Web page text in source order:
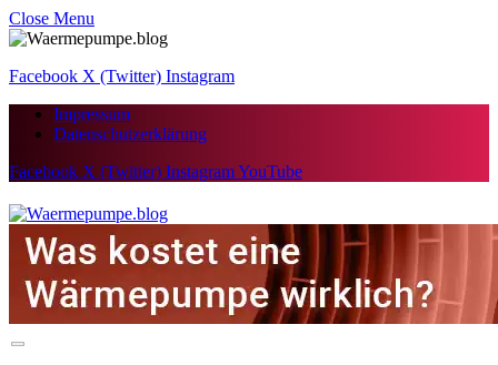
Close Menu
Facebook X (Twitter) Instagram
Impressum
Datenschutzerklärung
Facebook X (Twitter) InstagramYouTube